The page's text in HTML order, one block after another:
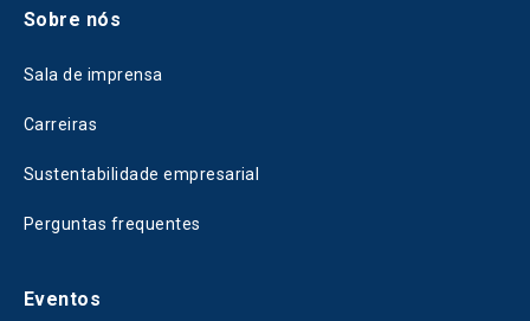
Sobre nós
Sala de imprensa
Carreiras
Sustentabilidade empresarial
Perguntas frequentes
Eventos